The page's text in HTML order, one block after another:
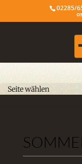
02285/
Seite wählen